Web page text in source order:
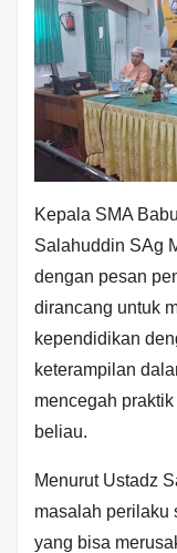
Kepala SMA
Salahuddin SAg
dengan pesan
dirancang untuk
kependidikan
keterampilan
mencegah
beliau.
Menurut Ustadz
masalah perilaku
yang bisa